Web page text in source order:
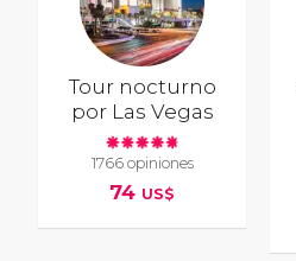
Tour nocturno
por Las Vegas
1766 opiniones
74 US$